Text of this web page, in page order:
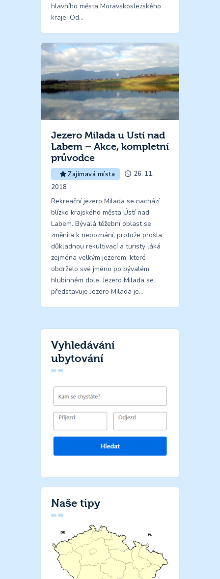
hlavního města Moravskoslezského
kraje. Od…
Jezero Milada u Ustí nad
Labem – Akce, kompletní
průvodce
Zajímavá místa
26. 11.
2018
Rekreační jezero Milada se nachází
blízko krajského města Ústí nad
Labem. Bývalá těžební oblast se
změnila k nepoznání, protože prošla
důkladnou rekultivací a turisty láká
zejména velkým jezerem, které
obdrželo své jméno po bývalém
hlubinném dole. Jezero Milada se
představuje Jezero Milada je…
Vyhledávání
ubytování
Naše tipy